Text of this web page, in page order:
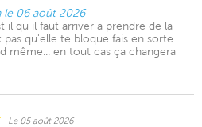
le 06 août 2026
il qu il faut arriver a prendre de la
pas qu'elle te bloque fais en sorte
même... en tout cas ça changera
Le 05 août 2026